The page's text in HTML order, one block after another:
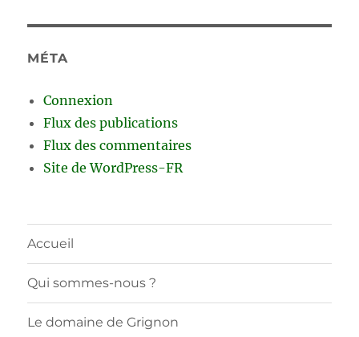
MÉTA
Connexion
Flux des publications
Flux des commentaires
Site de WordPress-FR
Accueil
Qui sommes-nous ?
Le domaine de Grignon